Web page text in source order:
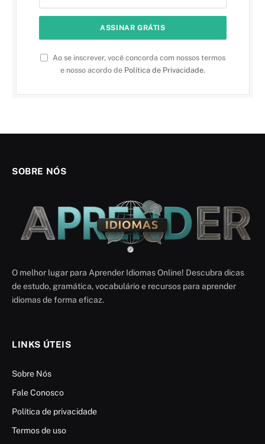
Ao se inscrever, você concorda com nossos termos
e nosso acordo de Política de Privacidade.
SOBRE NÓS
O melhor lugar para Aprender Idiomas Online! Descubra dicas
de estudo, gramática, vocabulário e recursos para aprender
idiomas de forma eficaz.
LINKS ÚTEIS
Sobre Nós
Fale Conosco
Política de privacidade
Termos de uso